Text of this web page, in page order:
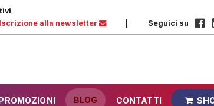
Iscrizione alla newsletter
Seguici su
BLOG CONTATTI